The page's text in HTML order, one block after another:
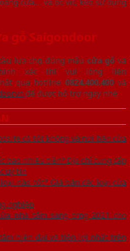
gỗ Saigondoor
lựa chọn đúng mẫu cửa gỗ và
xác thì vui lòng liên
qua hotline 0824.400.400và
để được hỗ trợ ngay nhé.
có tốt không và nơi bán cửa
bao nhiêu tiền? Địa chỉ cung cấp
uy tín
nào tốt? Giá bán các loại cửa
nghiệp
nhà tắm sang trọng 2021 cho
hiện đại và tiện lợi nhất trên